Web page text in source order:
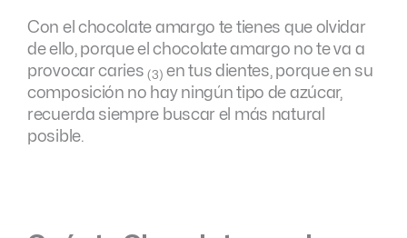
Con el chocolate amargo te tienes que olvidar
de ello, porque el chocolate amargo no te va a
provocar caries(3) en tus dientes, porque en su
composición no hay ningún tipo de azúcar,
recuerda siempre buscar el más natural
posible.